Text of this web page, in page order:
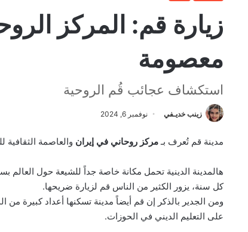
زيارة قم: المركز
معصومة
استكشاف عجائب قُم الروحية
زينب خديـفي نوفمبر 6, 2024
مدينة قم تُعرف بـمركز روحاني في إيران والعاصمة الثقافية
هالمدينة الدينية تحمل مكانة خاصة جداً للشيعة حول
كل سنة، يزور الكثير من الناس قم لزيارة ضريحها.
ومن الجدير بالذكر إن قم أيضاً مدينة تسكنها أعداد كبيرة من
على التعليم الديني في الحوزات.